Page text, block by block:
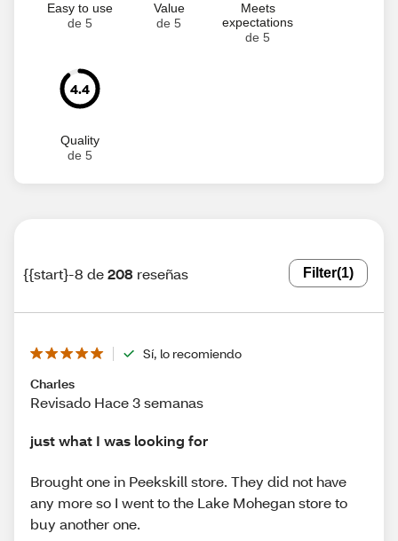
Easy to use
de 5
Value
de 5
Meets
expectations
de 5
4.4
Quality
de 5
{{start}-8 de208 reseñas Filter(1)
Sí, lo recomiendo
Charles
Revisado Hace 3 semanas
just what I was looking for
Brought one in Peekskill store. They did not have
any more so I went to the Lake Mohegan store to
buy another one.